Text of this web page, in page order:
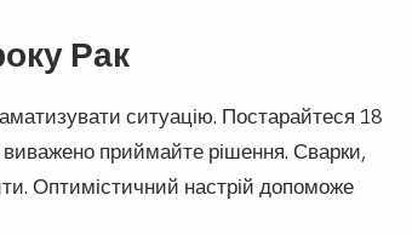
Рак
ситуацію. Постарайтеся 18
виважено приймайте рішення. Сварки,
Оптимістичний настрій допоможе